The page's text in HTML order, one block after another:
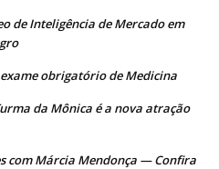
de Inteligência de Mercado em
obrigatório de Medicina
da Mônica é a nova atração
com Márcia Mendonça — Confira